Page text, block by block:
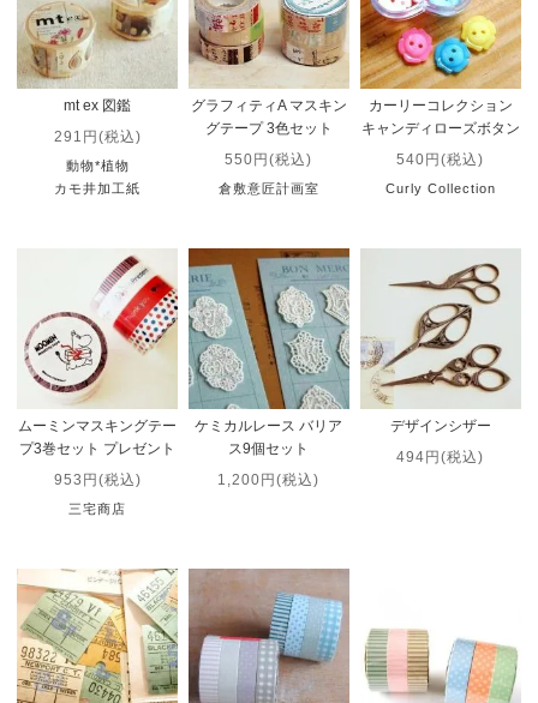
mt ex 図鑑
291円(税込)
動物*植物
カモ井加工紙
グラフィティA マスキン
グテープ 3色セット
550円(税込)
倉敷意匠計画室
カーリーコレクション
キャンディローズボタン
540円(税込)
Curly Collection
ムーミンマスキングテー
プ3巻セット プレゼント
953円(税込)
三宅商店
ケミカルレース バリア
ス9個セット
1,200円(税込)
デザインシザー
494円(税込)